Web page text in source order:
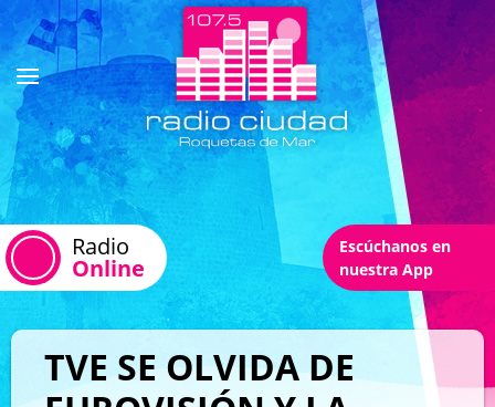
Radio
Online
Escúchanos en
nuestra App
TVE SE OLVIDA DE